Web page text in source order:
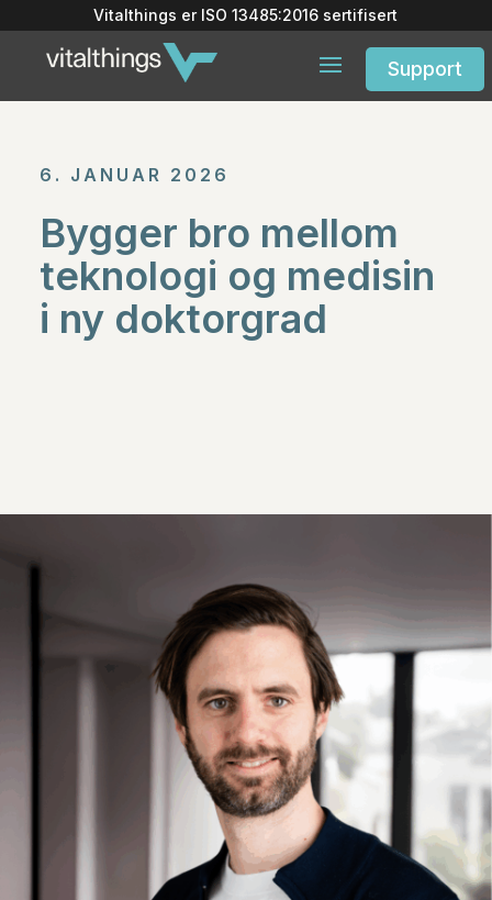
Vitalthings er ISO 13485:2016 sertifisert
Support
6. JANUAR 2026
Bygger bro mellom
teknologi og medisin
i ny doktorgrad